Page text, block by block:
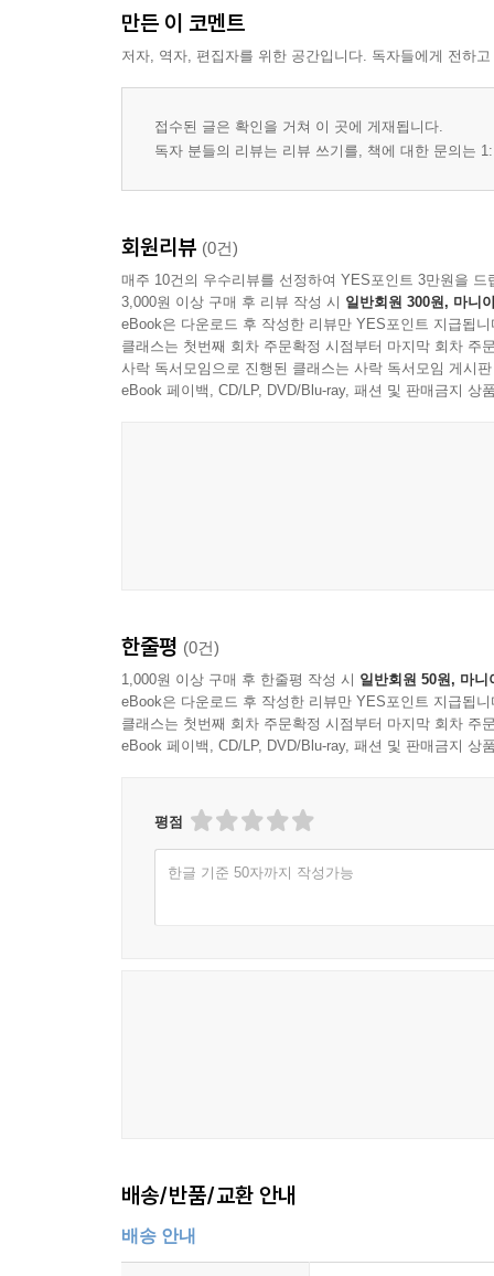
Ⅹ. 관상론 : 자녀의 외형 관리 문제..36
만든 이 코멘트
저자, 역자, 편집자를 위한 공간입니다. 독자들에게 전하
접수된 글은 확인을 거쳐 이 곳에 게재됩니다.
독자 분들의 리뷰는 리뷰 쓰기를, 책에 대한 문의는
회원리뷰 (0건)
매주 10건의 우수리뷰를 선정하여 YES포인트 3만원을 드
3,000원 이상 구매 후 리뷰 작성 시 일반회원 300원, 마니
eBook은 다운로드 후 작성한 리뷰만 YES포인트 지급됩니
클래스는 첫번째 회차 주문확정 시점부터 마지막 회차 주
사락 독서모임으로 진행된 클래스는 사락 독서모임 게시
eBook 페이백, CD/LP, DVD/Blu-ray, 패션 및 판매금지 상
한줄평 (0건)
1,000원 이상 구매 후 한줄평 작성 시 일반회원 50원, 마니
eBook은 다운로드 후 작성한 리뷰만 YES포인트 지급됩니
클래스는 첫번째 회차 주문확정 시점부터 마지막 회차 주
eBook 페이백, CD/LP, DVD/Blu-ray, 패션 및 판매금지 상
평점
한글 기준 50자까지 작성가능
배송/반품/교환 안내
배송 안내